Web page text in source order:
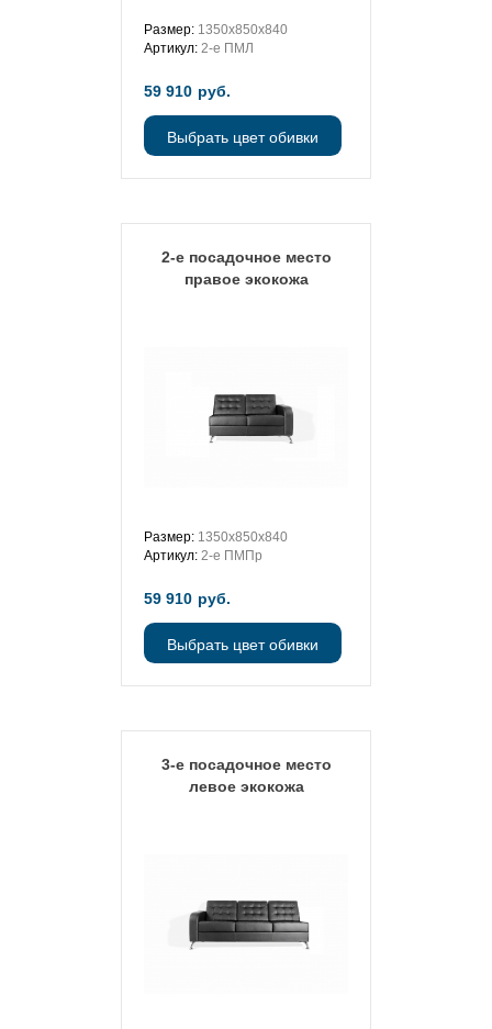
Размер: 1350х850х840
Артикул: 2-е ПМЛ
59 910 руб.
Выбрать цвет обивки
2-е посадочное место
правое экокожа
Размер: 1350х850х840
Артикул: 2-е ПМПр
59 910 руб.
Выбрать цвет обивки
3-е посадочное место
левое экокожа